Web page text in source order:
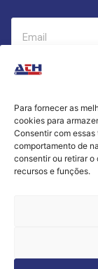
Para fornecer as
cookies para
Consentir com
comportamento de
consentir ou retirar
recursos e funções.
Criamos a
gastronómico!